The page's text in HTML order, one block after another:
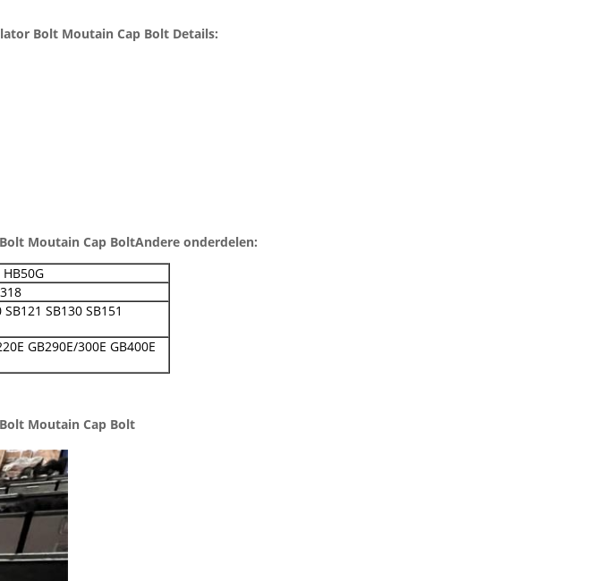
Bolt Moutain Cap Bolt Details:
Moutain Cap BoltAndere onderdelen:
HB50G
SB130 SB151
GB290E/300E GB400E
Moutain Cap Bolt